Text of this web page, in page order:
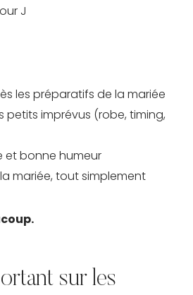
J
les préparatifs de la mariée
petits imprévus (robe, timing,
et bonne humeur
mariée, tout simplement
sur les